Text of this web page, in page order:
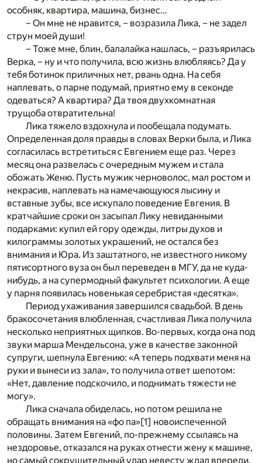
особняк, квартира, машина, бизнес…
– Он мне не нравится, – возразила Лика, – не задел
струн моей души!
– Тоже мне, блин, балалайка нашлась, – разъярилась
Верка, – ну и что получила, всю жизнь влюбляясь? Да у
тебя ботинок приличных нет, рвань одна. На себя
наплевать, о парне подумай, приятно ему в секонде
одеваться? А квартира? Да твоя двухкомнатная
трущоба отвратительна!
Лика тяжело вздохнула и пообещала подумать.
Определенная доля правды в словах Верки была, и Лика
согласилась встретиться с Евгением еще раз. Через
месяц она развелась с очередным мужем и стала
обожать Женю. Пусть мужик черноволос, мал ростом и
некрасив, наплевать на намечающуюся лысину и
вставные зубы, все искупало поведение Евгения. В
кратчайшие сроки он засыпал Лику невиданными
подарками: купил ей гору одежды, литры духов и
килограммы золотых украшений, не остался без
внимания и Юра. Из заштатного, не известного никому
пятисортного вуза он был переведен в МГУ, да не куда-
нибудь, а на супермодный факультет психологии. А еще
у парня появилась новенькая серебристая «десятка».
Период ухаживания завершился свадьбой. В день
бракосочетания влюбленная, счастливая Лика получила
несколько неприятных щипков. Во-первых, когда она под
звуки марша Мендельсона, уже в качестве законной
супруги, шепнула Евгению: «А теперь подхвати меня на
руки и вынеси из зала», то получила ответ шепотом:
«Нет, давление подскочило, и поднимать тяжести не
могу».
Лика сначала обиделась, но потом решила не
обращать внимания на «фо па»[1] новоиспеченной
половины. Затем Евгений, по-прежнему ссылаясь на
нездоровье, отказался на руках отнести жену к машине,
но самый сокрушительный удар невесту ждал впереди.